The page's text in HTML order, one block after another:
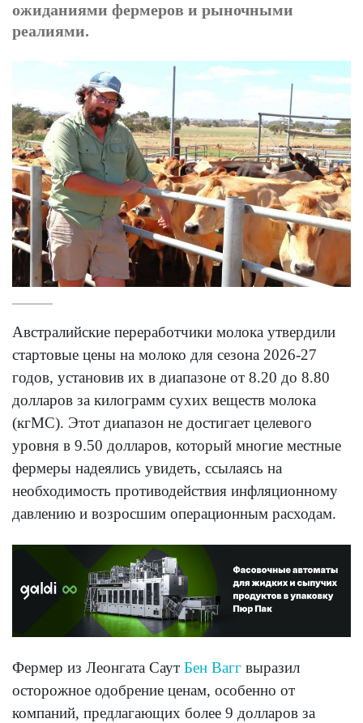
ожиданиями фермеров и рыночными
реалиями.
Австралийские переработчики молока утвердили
стартовые цены на молоко для сезона 2026-27
годов, установив их в диапазоне от 8.20 до 8.80
долларов за килограмм сухих веществ молока
(кгМС). Этот диапазон не достигает целевого
уровня в 9.50 долларов, который многие местные
фермеры надеялись увидеть, ссылаясь на
необходимость противодействия инфляционному
давлению и возросшим операционным расходам.
Фермер из Леонгата Саут Бен Вагг выразил
осторожное одобрение ценам, особенно от
компаний, предлагающих более 9 долларов за